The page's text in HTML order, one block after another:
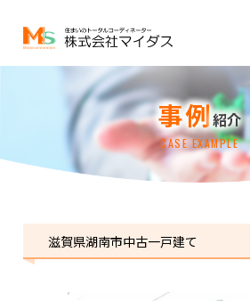
事例紹介
CASE EXAMPLE
滋賀県湖南市中古一戸建て